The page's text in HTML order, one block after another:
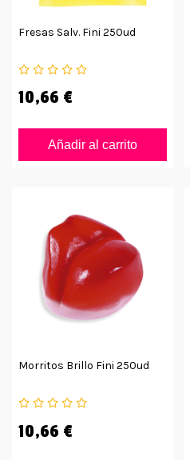
Fresas Salv. Fini 250ud
10,66 €
Añadir al carrito
Morritos Brillo Fini 250ud
10,66 €